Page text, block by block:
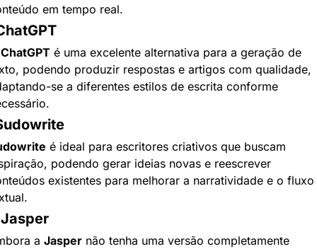
em tempo real.
ChatGPT é uma excelente alternativa para a geração de
podendo produzir respostas e artigos com qualidade,
se a diferentes estilos de escrita conforme
é ideal para escritores criativos que buscam
podendo gerar ideias novas e reescrever
existentes para melhorar a narratividade e o fluxo
a Jasper não tenha uma versão completamente